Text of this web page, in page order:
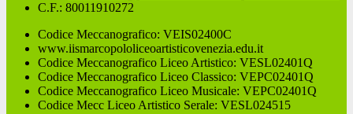
C.F.: 80011910272
Codice Meccanografico: VEIS02400C
www.iismarcopololiceoartisticovenezia.edu.it
Codice Meccanografico Liceo Artistico: VESL02401Q
Codice Meccanografico Liceo Classico: VEPC02401Q
Codice Meccanografico Liceo Musicale: VEPC02401Q
Codice Mecc Liceo Artistico Serale: VESL024515